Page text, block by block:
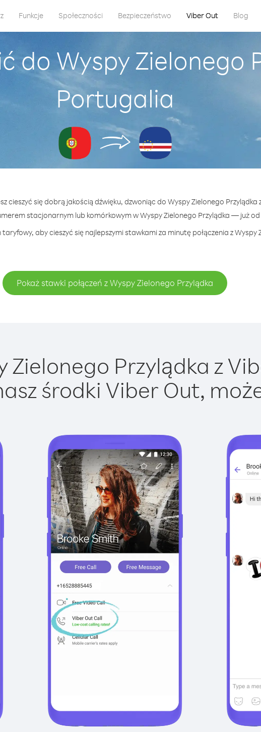
Funkcje Społeczności Bezpieczeństwo Viber Out Blog
do Wyspy Zielonego
Portugalia
cieszyć się dobrą jakością dźwięku, dzwoniąc do Wyspy Zielonego Przylądka
stacjonarnym lub komórkowym w Wyspy Zielonego Przylądka — już od
aby cieszyć się najlepszymi stawkami za minutę połączenia z Wyspy
Pokaż stawki połączeń z Wyspy Zielonego Przylądka
Zielonego Przylądka z
środki Viber Out,